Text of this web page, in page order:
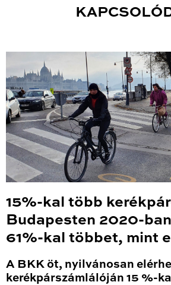
15%-kal több
Budapesten 2020-
61%-kal többet, mint
A BKK öt, nyilvánosan
kerékpárszámlálóján 15 %-